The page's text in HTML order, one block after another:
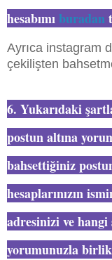
hesabımıburadan
Ayrıca instagram
çekilişten
6. Yukarıdaki
postun altına
bahsettiğiniz
hesaplarınızın
adresinizi ve hangi
yorumunuzla